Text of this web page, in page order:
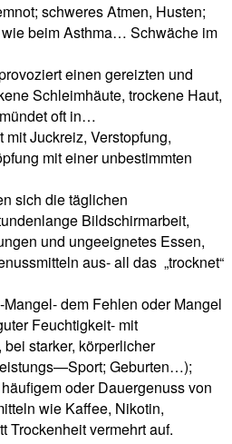
schweres Atmen, Husten;
beim Asthma… Schwäche im
einen gereizten und
Schleimhäute, trockene Haut,
oft in…
Juckreiz, Verstopfung,
mit einer unbestimmten
sich die täglichen
Bildschirmarbeit,
und ungeeignetes Essen,
aus- all das „trocknet“
dem Fehlen oder Mangel
Feuchtigkeit- mit
starker, körperlicher
Geburten…);
oder Dauergenuss von
wie Kaffee, Nikotin,
Trockenheit vermehrt auf.